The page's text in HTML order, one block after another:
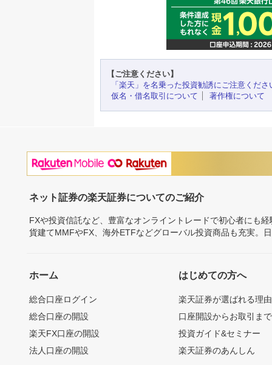
【ご注意ください】
「楽天」を名乗った投資勧誘にご注意くださ
仮名・借名取引について
著作権について
ネット証券の楽天証券についてのご紹介
FXや投資信託など、豊富なオンライントレードで初心者にも
貨建てMMFやFX、海外ETFなどグローバル投資商品も充実。
ホーム
総合口座ログイン
総合口座の開設
楽天FX口座の開設
法人口座の開設
はじめての方へ
楽天証券が選ばれる理由
口座開設からお取引ま
投資ガイド&セミナー
楽天証券のあんしん